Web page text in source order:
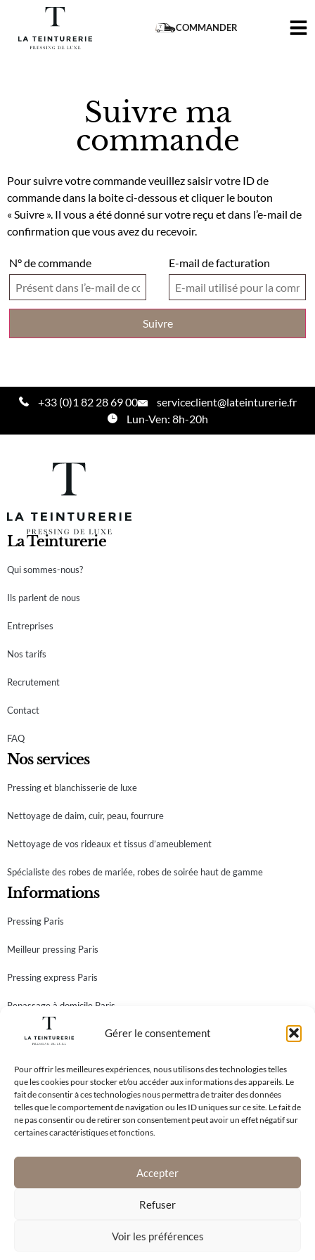
Gérer le consentement
Pour offrir les meilleures expériences, nous utilisons des technologies telles
que les cookies pour stocker et/ou accéder aux informations des appareils. Le
fait de consentir à ces technologies nous permettra de traiter des données
telles que le comportement de navigation ou les ID uniques sur ce site. Le fait de
ne pas consentir ou de retirer son consentement peut avoir un effet négatif sur
certaines caractéristiques et fonctions.
Accepter
Refuser
Voir les préférences
COMMANDER
Suivre ma
commande
Pour suivre votre commande veuillez saisir votre ID de
commande dans la boite ci-dessous et cliquer le bouton
« Suivre ». Il vous a été donné sur votre reçu et dans l’e-mail de
confirmation que vous avez du recevoir.
N° de commande E-mail de facturation
Suivre
+33 (0)1 82 28 69 00
serviceclient@lateinturerie.fr
Lun-Ven: 8h-20h
La Teinturerie
Qui sommes-nous?
Ils parlent de nous
Entreprises
Nos tarifs
Recrutement
Contact
FAQ
Nos services
Pressing et blanchisserie de luxe
Nettoyage de daim, cuir, peau, fourrure
Nettoyage de vos rideaux et tissus d’ameublement
Spécialiste des robes de mariée, robes de soirée haut de gamme
Informations
Pressing Paris
Meilleur pressing Paris
Pressing express Paris
Repassage à domicile Paris
Teinturier Paris
Abonnez-vous à notre newsletter et recevez toutes nos
meilleures offres!